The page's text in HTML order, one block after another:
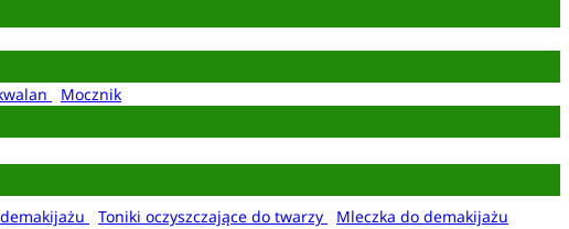
Mocznik
Toniki oczyszczające do twarzy
Mleczka do demakijażu